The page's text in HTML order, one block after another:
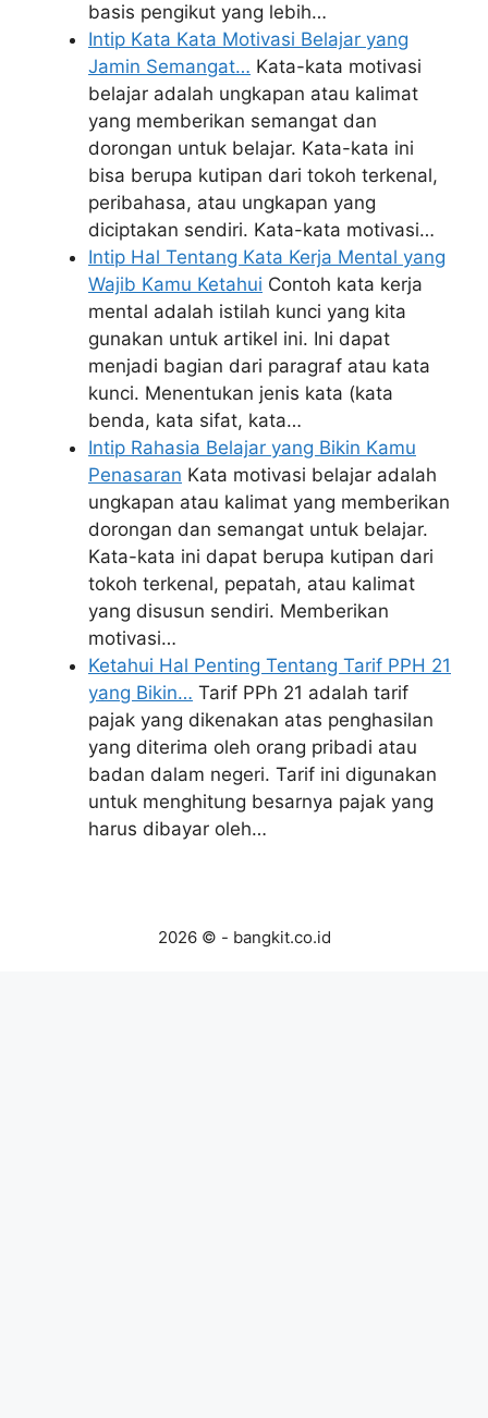
basis pengikut yang lebih…
Intip Kata Kata Motivasi Belajar yang
Jamin Semangat… Kata-kata motivasi
belajar adalah ungkapan atau kalimat
yang memberikan semangat dan
dorongan untuk belajar. Kata-kata ini
bisa berupa kutipan dari tokoh terkenal,
peribahasa, atau ungkapan yang
diciptakan sendiri. Kata-kata motivasi…
Intip Hal Tentang Kata Kerja Mental yang
Wajib Kamu Ketahui Contoh kata kerja
mental adalah istilah kunci yang kita
gunakan untuk artikel ini. Ini dapat
menjadi bagian dari paragraf atau kata
kunci. Menentukan jenis kata (kata
benda, kata sifat, kata…
Intip Rahasia Belajar yang Bikin Kamu
Penasaran Kata motivasi belajar adalah
ungkapan atau kalimat yang memberikan
dorongan dan semangat untuk belajar.
Kata-kata ini dapat berupa kutipan dari
tokoh terkenal, pepatah, atau kalimat
yang disusun sendiri. Memberikan
motivasi…
Ketahui Hal Penting Tentang Tarif PPH 21
yang Bikin… Tarif PPh 21 adalah tarif
pajak yang dikenakan atas penghasilan
yang diterima oleh orang pribadi atau
badan dalam negeri. Tarif ini digunakan
untuk menghitung besarnya pajak yang
harus dibayar oleh…
2026 © - bangkit.co.id